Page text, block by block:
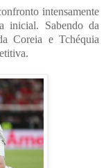
intensamente
inicial. Sabendo da
Coreia e Tchéquia